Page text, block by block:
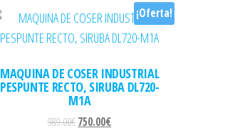
¡Oferta!
MAQUINA DE COSER INDUSTRIAL
PESPUNTE RECTO, SIRUBA DL720-
M1A
989.00€El precio original era: 989.00€.
750.00€El precio actual es: 750.00€.